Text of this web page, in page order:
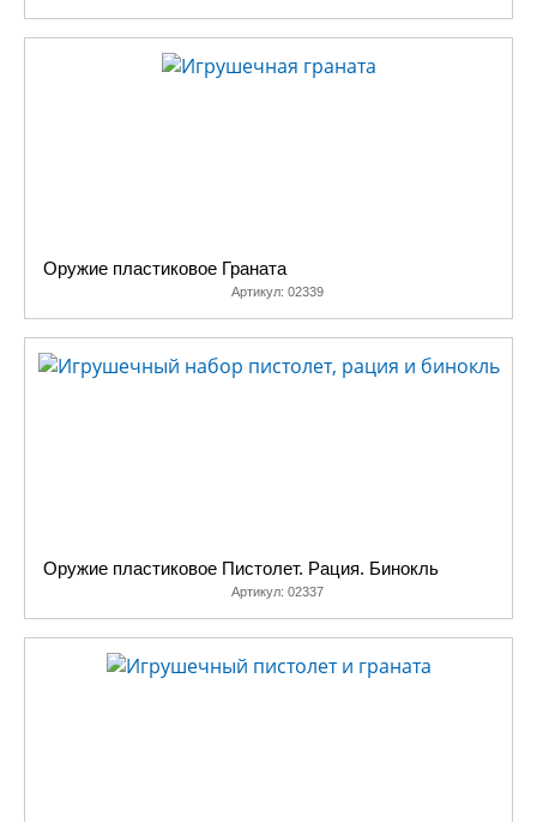
Оружие пластиковое Граната
Артикул: 02339
Оружие пластиковое Пистолет. Рация. Бинокль
Артикул: 02337